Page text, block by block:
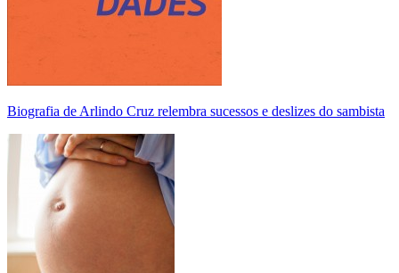
Biografia de Arlindo Cruz relembra sucessos e deslizes do sambista